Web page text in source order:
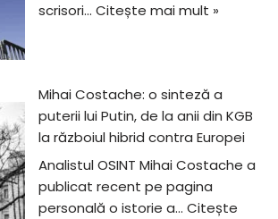
scrisori… Citește mai mult »
Mihai Costache: o sinteză a
puterii lui Putin, de la anii din KGB
la războiul hibrid contra Europei
Analistul OSINT Mihai Costache a
publicat recent pe pagina
personală o istorie a… Citește